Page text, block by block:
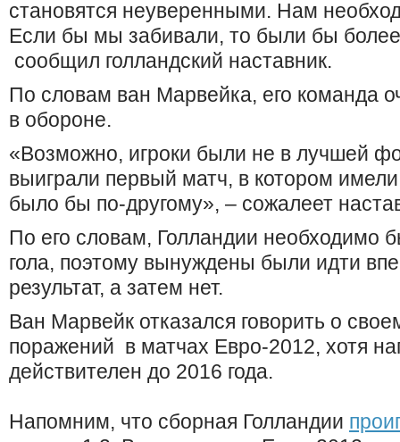
становятся неуверенными. Нам
Если бы мы забивали, то были бы
сообщил голландский наставник.
По словам ван Марвейка, его команда
в обороне.
«Возможно, игроки были не в лучшей
выиграли первый матч, в котором
было бы по-другому», – сожалеет
По его словам, Голландии необходимо
гола, поэтому вынуждены были идти
результат, а затем нет.
Ван Марвейк отказался говорить о
поражений в матчах Евро-2012, хотя
действителен до 2016 года.
Напомним, что сборная Голландии